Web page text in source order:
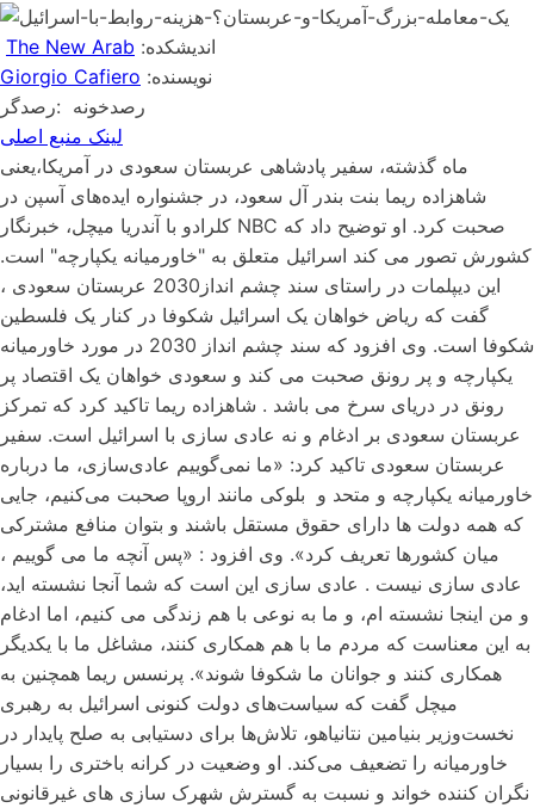
The New Arab :اندیشکده
Giorgio Cafiero :نویسنده
رصدخونه :رصدگر
لینک منبع اصلی
ماه گذشته، سفیر پادشاهی عربستان سعودی در آمریکا،یعنی
شاهزاده ریما بنت بندر آل سعود، در جشنواره ایده‌های آسپن در
کلرادو با آندریا میچل، خبرنگار NBC صحبت کرد. او توضیح داد که
کشورش تصور می کند اسرائیل متعلق به "خاورمیانه یکپارچه" است.
این دیپلمات در راستای سند چشم انداز2030 عربستان سعودی ،
گفت که ریاض خواهان یک اسرائیل شکوفا در کنار یک فلسطین
شکوفا است. وی افزود که سند چشم انداز 2030 در مورد خاورمیانه
یکپارچه و پر رونق صحبت می کند و سعودی خواهان یک اقتصاد پر
رونق در دریای سرخ می باشد . شاهزاده ریما تاکید کرد که تمرکز
عربستان سعودی بر ادغام و نه عادی سازی با اسرائیل است. سفیر
عربستان سعودی تاکید کرد: «ما نمی‌گوییم عادی‌سازی، ما درباره
خاورمیانه یکپارچه و متحد و بلوکی مانند اروپا صحبت می‌کنیم، جایی
که همه دولت ها دارای حقوق مستقل باشند و بتوان منافع مشترکی
میان کشورها تعریف کرد». وی افزود : «پس آنچه ما می گوییم ،
عادی سازی نیست . عادی سازی این است که شما آنجا نشسته اید،
و من اینجا نشسته ام، و ما به نوعی با هم زندگی می کنیم، اما ادغام
به این معناست که مردم ما با هم همکاری کنند، مشاغل ما با یکدیگر
همکاری کنند و جوانان ما شکوفا شوند». پرنسس ریما همچنین به
میچل گفت که سیاست‌های دولت کنونی اسرائیل به رهبری
نخست‌وزیر بنیامین نتانیاهو، تلاش‌ها برای دستیابی به صلح پایدار در
خاورمیانه را تضعیف می‌کند. او وضعیت در کرانه باختری را بسیار
نگران کننده خواند و نسبت به گسترش شهرک سازی های غیرقانونی